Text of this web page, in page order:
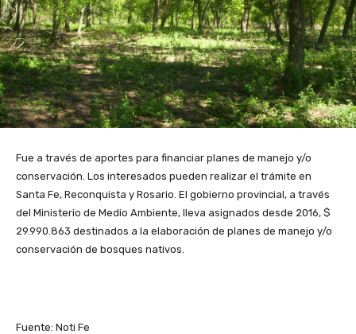
Fue a través de aportes para financiar planes de manejo y/o
conservación. Los interesados pueden realizar el trámite en
Santa Fe, Reconquista y Rosario. El gobierno provincial, a través
del Ministerio de Medio Ambiente, lleva asignados desde 2016, $
29.990.863 destinados a la elaboración de planes de manejo y/o
conservación de bosques nativos.
Fuente: Noti Fe